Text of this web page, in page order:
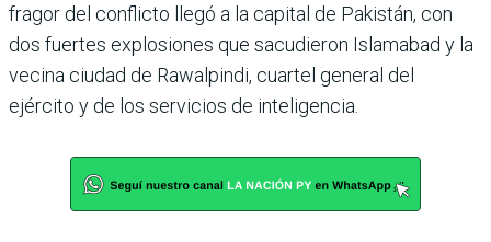
fragor del conflicto llegó a la capital de Pakistán, con
dos fuertes explosiones que sacudieron Islamabad y la
vecina ciudad de Rawalpindi, cuartel general del
ejército y de los servicios de inteligencia.